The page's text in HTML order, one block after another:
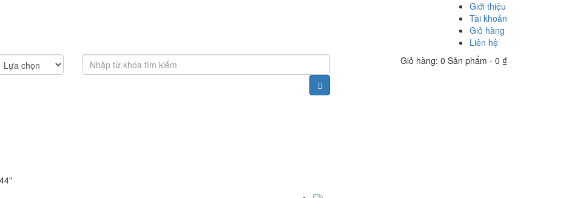
Giới thiệu
Tài khoản
Giỏ hàng
Liên hệ
Giỏ hàng: 0 Sản phẩm - 0 ₫